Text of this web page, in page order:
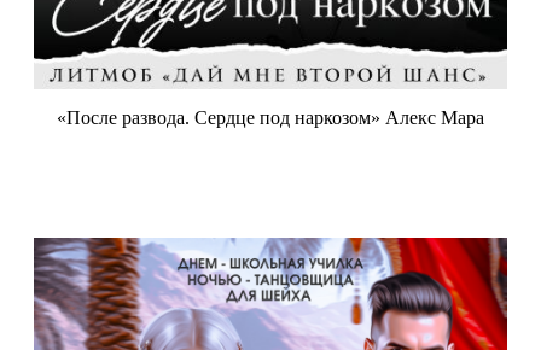
«После развода. Сердце под наркозом» Алекс Мара